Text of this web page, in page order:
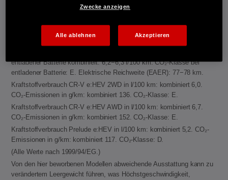
Emissionen in g/km: kombiniert 132−133. CO₂-Klasse: D.
kombiniert: 2,6 l/100 km. Stromverbrauch gewichtet, kombiniert: 11,7
entladener Batterie kombiniert: 6,2−6,3 l/100 km. CO₂-Klasse bei
entladener Batterie: E. Elektrische Reichweite (EAER): 77−78 km.
Kraftstoffverbrauch CR-V e:HEV 2WD in l/100 km: kombiniert 6,0.
CO₂-Emissionen in g/km: kombiniert 136. CO₂-Klasse: E.
Kraftstoffverbrauch CR-V e:HEV AWD in l/100 km: kombiniert 6,7.
CO₂-Emissionen in g/km: kombiniert 152. CO₂-Klasse: E.
Kraftstoffverbrauch Prelude e:HEV in l/100 km: kombiniert 5,2. CO₂-
Emissionen in g/km: kombiniert 117. CO₂-Klasse: D.
(Alle Werte nach 1999/94/EG.)
Von den hier beworbenen Modellen abweichende Ausstattung kann zu
verändertem Leergewicht führen, was Höchstgeschwindigkeit,
Zwecke anzeigen
Alle ablehnen Akzeptieren